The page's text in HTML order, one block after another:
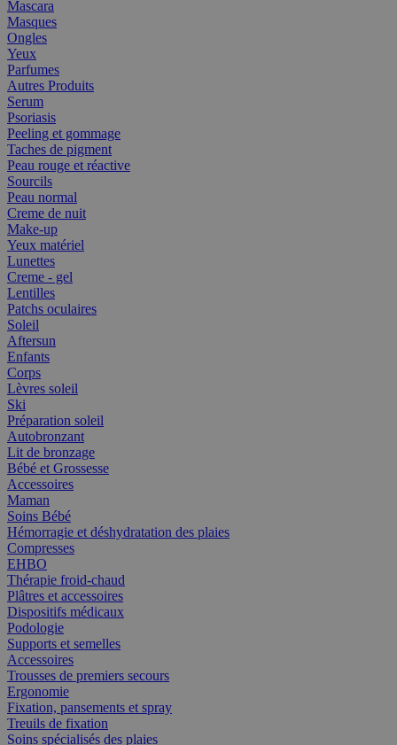
Mascara
Masques
Ongles
Yeux
Parfumes
Autres Produits
Serum
Psoriasis
Peeling et gommage
Taches de pigment
Peau rouge et réactive
Sourcils
Peau normal
Creme de nuit
Make-up
Yeux matériel
Lunettes
Creme - gel
Lentilles
Patchs oculaires
Soleil
Aftersun
Enfants
Corps
Lèvres soleil
Ski
Préparation soleil
Autobronzant
Lit de bronzage
Bébé et Grossesse
Accessoires
Maman
Soins Bébé
Hémorragie et déshydratation des plaies
Compresses
EHBO
Thérapie froid-chaud
Plâtres et accessoires
Dispositifs médicaux
Podologie
Supports et semelles
Accessoires
Trousses de premiers secours
Ergonomie
Fixation, pansements et spray
Treuils de fixation
Soins spécialisés des plaies